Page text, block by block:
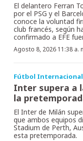
El delantero Ferran
por el PSG y el
conoce la voluntad
club francés, según
confirmado a EFE
Agosto 8, 2026 11:38 a.
Fútbol Internacional
Inter supera a
la
El Inter de Milán
que ambos equipos
Stadium de Perth,
esta pretemporada.